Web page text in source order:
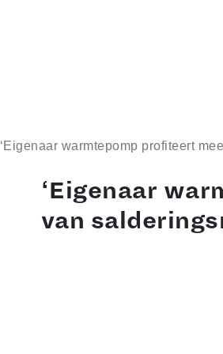
‘Eigenaar warmtepomp profiteert
‘Eigenaar
van